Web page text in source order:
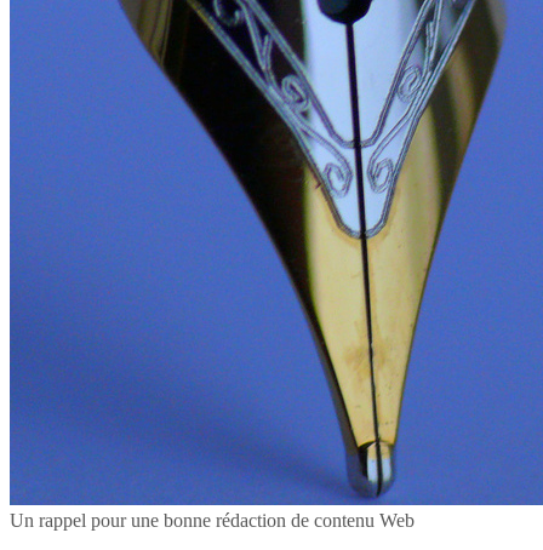
Un rappel pour une bonne rédaction de contenu Web